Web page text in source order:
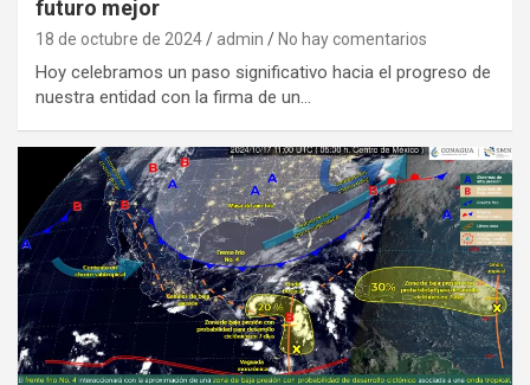
futuro mejor
18 de octubre de 2024 admin No hay comentarios
Hoy celebramos un paso significativo hacia el progreso de
nuestra entidad con la firma de un…